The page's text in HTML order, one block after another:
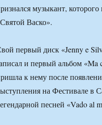
музыкант,
Васко».
первый диск «Jenny e
и первый альбом «Ma
к нему после
на Фестивале в
песней «Vado al